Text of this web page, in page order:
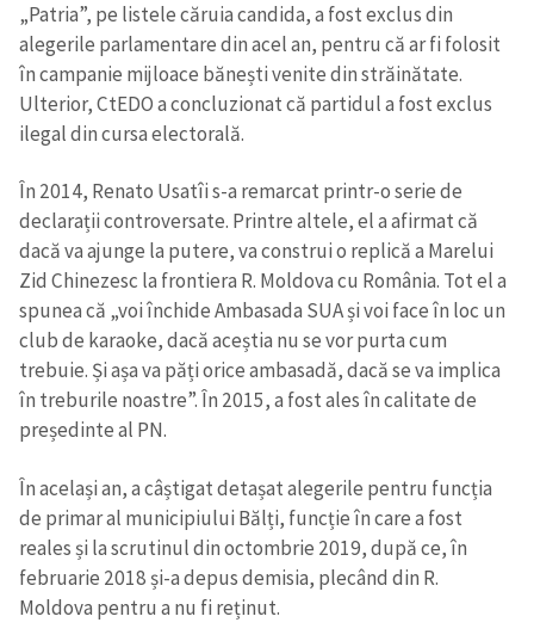
„Patria”, pe listele căruia candida, a fost exclus din
alegerile parlamentare din acel an, pentru că ar fi folosit
în campanie mijloace bănești venite din străinătate.
Ulterior, CtEDO a concluzionat că partidul a fost exclus
ilegal din cursa electorală.
În 2014, Renato Usatîi s-a remarcat printr-o serie de
declarații controversate. Printre altele, el a afirmat că
dacă va ajunge la putere, va construi o replică a Marelui
Zid Chinezesc la frontiera R. Moldova cu România. Tot el a
spunea că „voi închide Ambasada SUA și voi face în loc un
club de karaoke, dacă aceștia nu se vor purta cum
trebuie. Și așa va păți orice ambasadă, dacă se va implica
în treburile noastre”. În 2015, a fost ales în calitate de
președinte al PN.
În același an, a câștigat detașat alegerile pentru funcția
de primar al municipiului Bălți, funcție în care a fost
reales și la scrutinul din octombrie 2019, după ce, în
februarie 2018 și-a depus demisia, plecând din R.
Moldova pentru a nu fi reținut.